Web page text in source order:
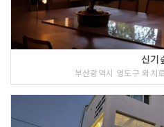
신기
부산광역시 영도구 와치